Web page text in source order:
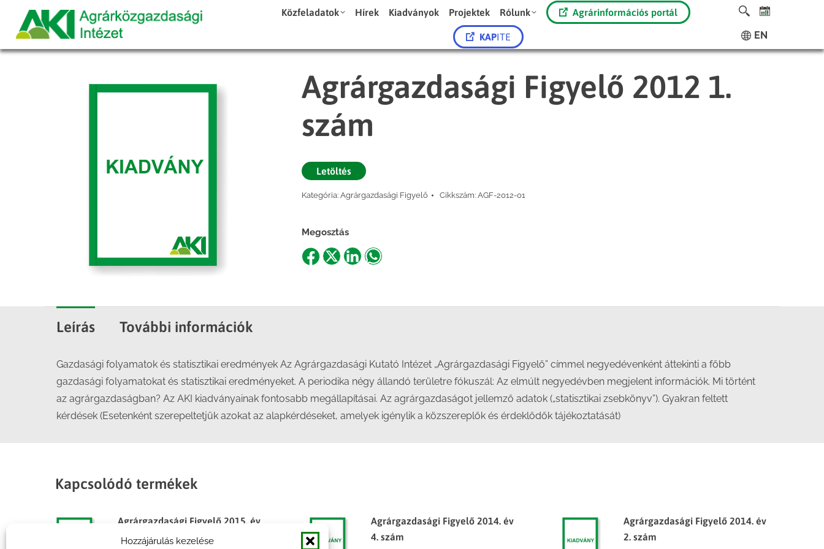
Hozzájárulás kezelése
Közfeladatok Hírek Kiadványok Projektek Rólunk Agrárinformációs portál
KAPITE EN
Agrárgazdasági Figyelő 2012 1.
szám
Letöltés
Kategória: Agrárgazdasági Figyelő Cikkszám: AGF-2012-01
Megosztás
ShareShareShareShare
Leírás További információk
Gazdasági folyamatok és statisztikai eredmények Az Agrárgazdasági Kutató Intézet „Agrárgazdasági Figyelő” címmel negyedévenként áttekinti a főbb
gazdasági folyamatokat és statisztikai eredményeket. A periodika négy állandó területre fókuszál: Az elmúlt negyedévben megjelent információk. Mi történt
az agrárgazdaságban? Az AKI kiadványainak fontosabb megállapításai. Az agrárgazdaságot jellemző adatok („statisztikai zsebkönyv”). Gyakran feltett
kérdések (Esetenként szerepeltetjük azokat az alapkérdéseket, amelyek igénylik a közszereplők és érdeklődők tájékoztatását)
Kapcsolódó termékek
Agrárgazdasági Figyelő 2015. év
3. szám
Agrárgazdasági Figyelő 2014. év
4. szám
Agrárgazdasági Figyelő 2014. év
2. szám